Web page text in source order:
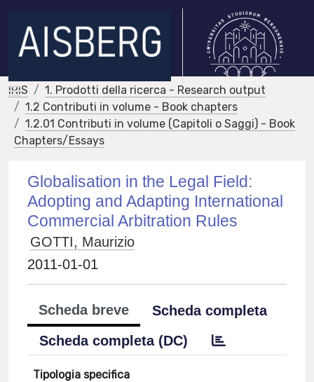
IRIS
1. Prodotti della ricerca - Research output
1.2 Contributi in volume - Book chapters
1.2.01 Contributi in volume (Capitoli o Saggi) - Book
Chapters/Essays
Globalisation in the Legal Field:
Adopting and Adapting International
Commercial Arbitration Rules
GOTTI, Maurizio
2011-01-01
Scheda breve
Scheda completa
Scheda completa (DC)
Tipologia specifica